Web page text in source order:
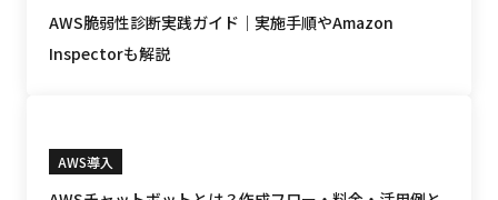
AWS脆弱性診断実践ガイド｜実施手順やAmazon
Inspectorも解説
AWS導入